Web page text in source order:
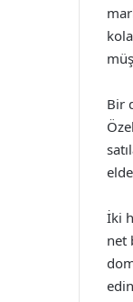
Bir
İki
net